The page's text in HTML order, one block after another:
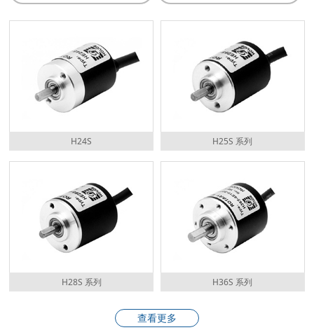
H24S H25S 系列
H28S 系列 H36S 系列
查看更多